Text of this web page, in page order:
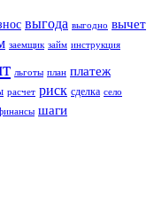
выгода выгодно вычет
заемщик займ инструкция
льготы план платеж
расчет риск сделка село
шаги